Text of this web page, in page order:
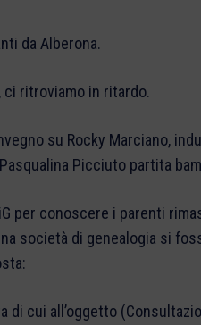
da Alberona.
ritroviamo in ritardo.
su Rocky Marciano,
Picciuto partita
per conoscere i parenti
società di genealogia si
di cui all’oggetto